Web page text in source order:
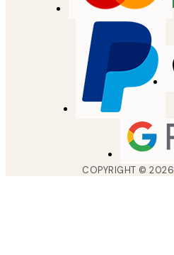
COPYRIGHT ©2026